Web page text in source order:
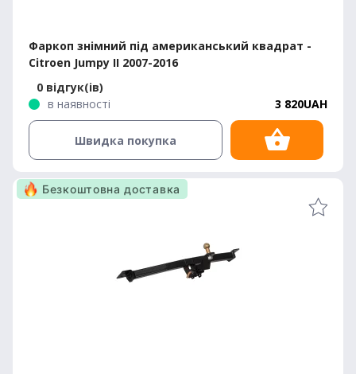
Фаркоп знімний під американський квадрат -
Citroen Jumpy II 2007-2016
0 відгук(ів)
в наявності
3 820UAH
Швидка покупка
Безкоштовна доставка